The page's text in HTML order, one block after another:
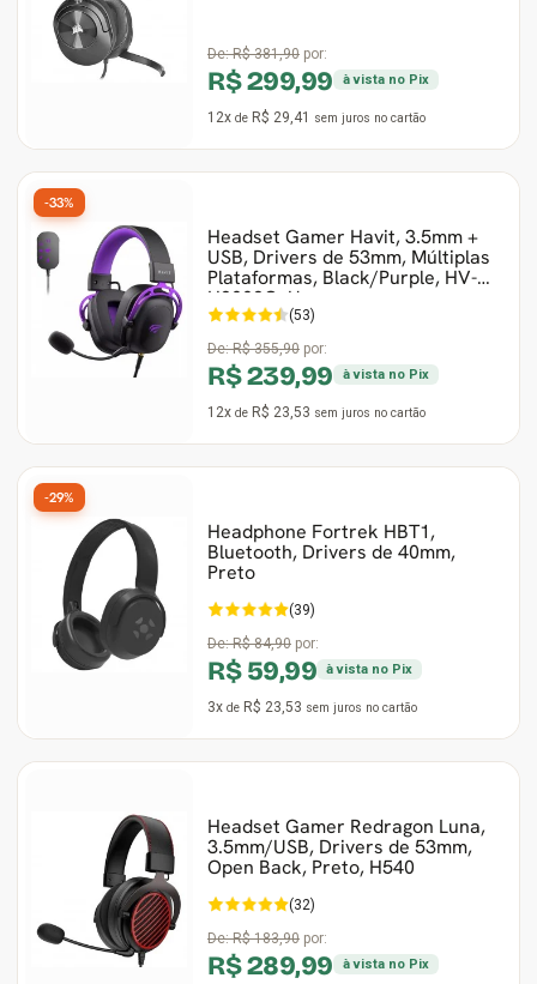
De:R$ 381,90 por:
R$ 299,99 à vista no Pix
12x de R$ 29,41 sem juros no cartão
Headset Gamer Havit, 3.5mm +
USB, Drivers de 53mm, Múltiplas
Plataformas, Black/Purple, HV-
H2002C+U
(53)
De:R$ 355,90 por:
R$ 239,99 à vista no Pix
12x de R$ 23,53 sem juros no cartão
-33%
Headphone Fortrek HBT1,
Bluetooth, Drivers de 40mm,
Preto
(39)
De:R$ 84,90 por:
R$ 59,99 à vista no Pix
3x de R$ 23,53 sem juros no cartão
-29%
Headset Gamer Redragon Luna,
3.5mm/USB, Drivers de 53mm,
Open Back, Preto, H540
(32)
De:R$ 183,90 por:
R$ 289,99 à vista no Pix